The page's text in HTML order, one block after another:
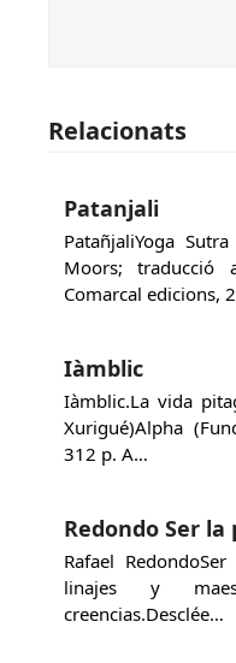
Relacionats
Patanjali
PatañjaliYoga
Moors; traducció
Comarcal edicions,
Iàmblic
Iàmblic.La vida
Xurigué)Alpha
312 p. A…
Redondo Ser la
Rafael
linajes y
creencias.Desclée…